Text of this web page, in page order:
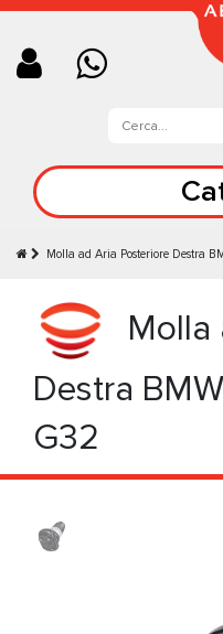
Molla ad Aria Posteriore Destra
Molla
Destra
G32